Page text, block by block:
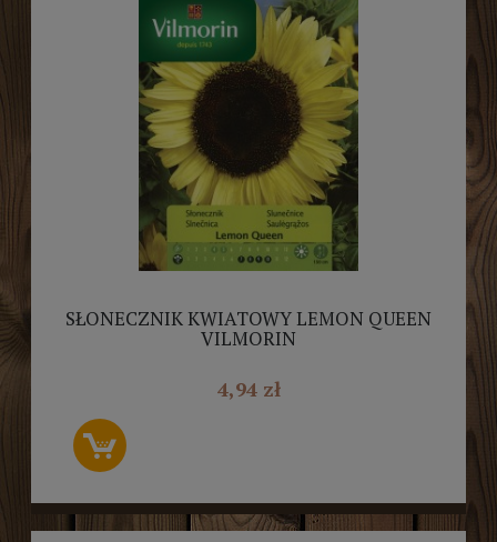
SŁONECZNIK KWIATOWY LEMON QUEEN
VILMORIN
4,94 zł